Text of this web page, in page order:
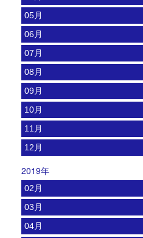
05月
06月
07月
08月
09月
10月
11月
12月
2019年
02月
03月
04月